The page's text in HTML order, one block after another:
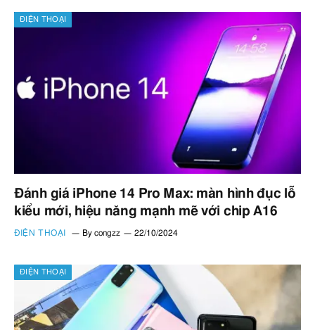
ĐIỆN THOẠI
Đánh giá iPhone 14 Pro Max: màn hình đục lỗ
kiểu mới, hiệu năng mạnh mẽ với chip A16
ĐIỆN THOẠI By congzz 22/10/2024
ĐIỆN THOẠI